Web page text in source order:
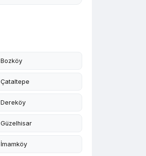
Bozköy
Çataltepe
Dereköy
Güzelhisar
İmamköy